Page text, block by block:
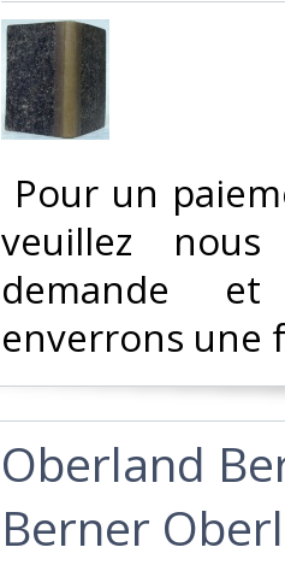
Pour un
veuillez
demande
enverrons une
‎Oberland
Berner